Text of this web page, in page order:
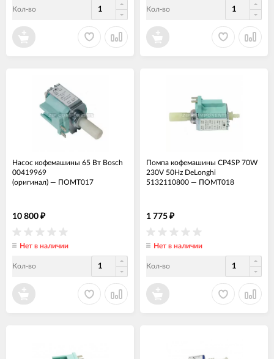
Кол-во Кол-во
Насос кофемашины 65 Вт Bosch
00419969
(оригинал) — ПОМТ017
10 800 ₽
Нет в наличии
Кол-во
Помпа кофемашины CP4SP 70W
230V 50Hz DeLonghi
5132110800 — ПОМТ018
1 775 ₽
Нет в наличии
Кол-во